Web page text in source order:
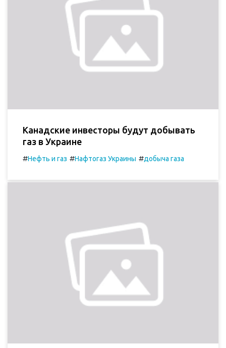
Канадские инвесторы будут добывать
газ в Украине
#Нефть и газ #Нафтогаз Украины #добыча газа